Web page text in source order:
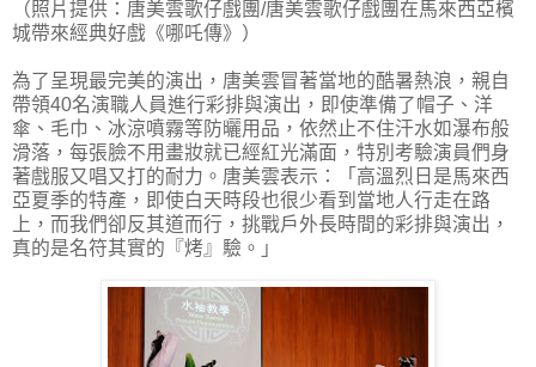
（照片提供：唐美雲歌仔戲團/唐美雲歌仔戲團在馬來西亞檳
城帶來經典好戲《哪吒傳》）
為了呈現最完美的演出，唐美雲冒著當地的酷暑熱浪，親自
帶領40名演職人員進行彩排與演出，即使準備了帽子、洋
傘、毛巾、冰涼噴霧等防曬用品，依然止不住汗水如瀑布般
滑落，每張臉不用畫妝就已經紅光滿面，特別考驗演員們身
著戲服又唱又打的耐力。唐美雲表示：「高溫烈日是馬來西
亞夏季的特產，即使白天時段也很少看到當地人行走在路
上，而我們卻反其道而行，挑戰戶外長時間的彩排與演出，
真的是名符其實的『烤』驗。」